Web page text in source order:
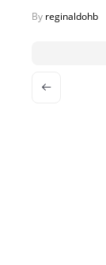
By reginaldohb